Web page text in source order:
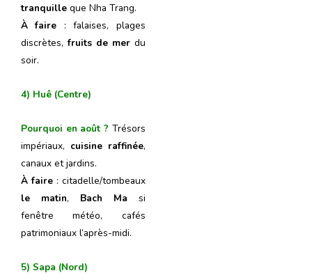
tranquille que Nha Trang.
À faire : falaises, plages
discrètes,fruits de merdu
soir.
4) Huê (Centre)
Pourquoi en août ? Trésors
impériaux, cuisine raffinée,
canaux et jardins.
À faire: citadelle/tombeaux
le matin, Bach Ma si
fenêtre météo, cafés
patrimoniaux l’après-midi.
5) Sapa (Nord)